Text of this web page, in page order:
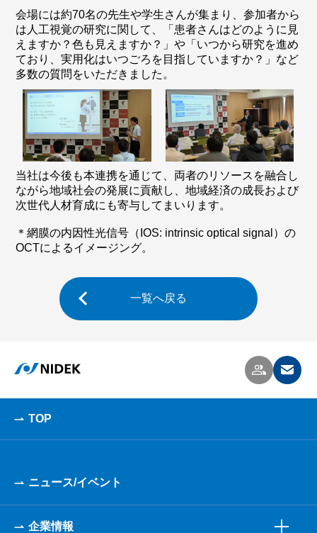
会場には約70名の先生や学生さんが集まり、参加者から
は人工視覚の研究に関して、「患者さんはどのように見
えますか？色も見えますか？」や「いつから研究を進め
ており、実用化はいつごろを目指していますか？」など
多数の質問をいただきました。
当社は今後も本連携を通じて、両者のリソースを融合し
ながら地域社会の発展に貢献し、地域経済の成長および
次世代人材育成にも寄与してまいります。
＊網膜の内因性光信号（IOS: intrinsic optical signal）の
OCTによるイメージング。
一覧へ戻る
TOP
ニュース/イベント
企業情報